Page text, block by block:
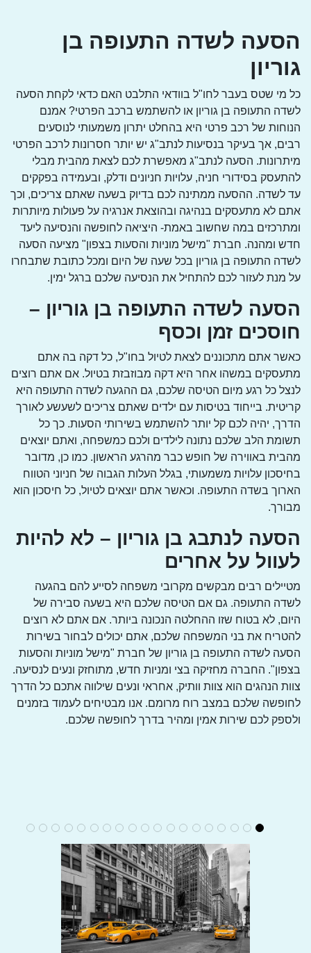
הסעה לשדה התעופה בן
גוריון
כל מי שטס בעבר לחו"ל בוודאי התלבט האם כדאי לקחת הסעה
לשדה התעופה בן גוריון או להשתמש ברכב הפרטי? אמנם
הנוחות של רכב פרטי היא בהחלט יתרון משמעותי לנוסעים
רבים, אך בעיקר בנסיעות לנתב"ג יש יותר חסרונות לרכב הפרטי
מיתרונות. הסעה לנתב"ג מאפשרת לכם לצאת מהבית מבלי
להתעסק בסידורי חניה, עלויות חניונים ודלק, ובעמידה בפקקים
עד לשדה. ההסעה ממתינה לכם בדיוק בשעה שאתם צריכים, וכך
אתם לא מתעסקים בנהיגה ובהוצאת אנרגיה על פעולות מיותרות
ומתרכזים במה שחשוב באמת- היציאה לחופשה והנסיעה ליעד
חדש ומהנה. חברת "מישל מוניות והסעות בצפון" מציעה הסעה
לשדה התעופה בן גוריון בכל שעה של היום ומכל כתובת שתבחרו
על מנת לעזור לכם להתחיל את הנסיעה שלכם ברגל ימין.
הסעה לשדה התעופה בן גוריון –
חוסכים זמן וכסף
כאשר אתם מתכוננים לצאת לטיול בחו"ל, כל דקה בה אתם
מתעסקים במשהו אחר היא דקה מבוזבזת בטיול. אם אתם רוצים
לנצל כל רגע מיום הטיסה שלכם, גם ההגעה לשדה התעופה היא
קריטית. בייחוד בטיסות עם ילדים שאתם צריכים לשעשע לאורך
הדרך, יהיה לכם קל יותר להשתמש בשירותי הסעות. כך כל
תשומת הלב שלכם נתונה לילדים ולכם כמשפחה, ואתם יוצאים
מהבית באווירה של חופש כבר מהרגע הראשון. כמו כן, מדובר
בחיסכון עלויות משמעותי, בגלל העלות הגבוה של חניוני הטווח
הארוך בשדה התעופה. וכאשר אתם יוצאים לטיול, כל חיסכון הוא
מבורך.
הסעה לנתבג בן גוריון – לא להיות
לעוול על אחרים
מטיילים רבים מבקשים מקרובי משפחה לסייע להם בהגעה
לשדה התעופה. גם אם הטיסה שלכם היא בשעה סבירה של
היום, לא בטוח שזו ההחלטה הנכונה ביותר. אם אתם לא רוצים
להטריח את בני המשפחה שלכם, אתם יכולים לבחור בשירות
הסעה לשדה התעופה בן גוריון של חברת "מישל מוניות והסעות
בצפון". החברה מחזיקה בצי ומניות חדש, מתוחזק ונעים לנסיעה.
צוות הנהגים הוא צוות וותיק, אחראי ונעים שילווה אתכם כל הדרך
לחופשה שלכם במצב רוח מרומם. אנו מבטיחים לעמוד בזמנים
ולספק לכם שירות אמין ומהיר בדרך לחופשה שלכם.